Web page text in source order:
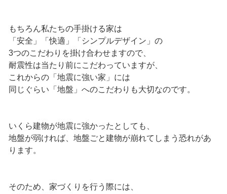
もちろん私たちの手掛ける家は
「安全」「快適」「シンプルデザイン」の
3つのこだわりを掛け合わせますので、
耐震性は当たり前にこだわっていますが、
これからの「地震に強い家」には
同じぐらい「地盤」へのこだわりも大切なのです。
いくら建物が地震に強かったとしても、
地盤が弱ければ、地盤ごと建物が崩れてしまう恐れがあ
ります。
そのため、家づくりを行う際には、